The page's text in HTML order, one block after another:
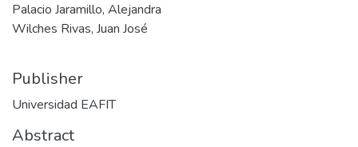
Palacio Jaramillo, Alejandra
Wilches Rivas, Juan José
Publisher
Universidad EAFIT
Abstract